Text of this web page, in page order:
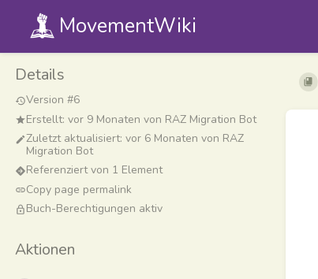
MovementWiki
Details
Version #6
Erstellt: vor 9 Monaten von RAZ Migration Bot
Zuletzt aktualisiert: vor 6 Monaten von RAZ
Migration Bot
Referenziert von 1 Element
Copy page permalink
Buch-Berechtigungen aktiv
Aktionen